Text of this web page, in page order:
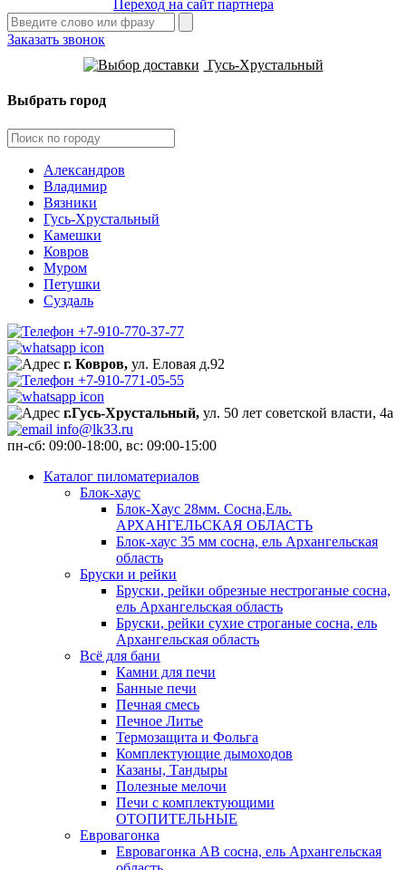
Переход на сайт партнера
Заказать звонок
Гусь-Хрустальный
Выбрать город
Александров
Владимир
Вязники
Гусь-Хрустальный
Камешки
Ковров
Муром
Петушки
Суздаль
+7-910-770-37-77
г. Ковров, ул. Еловая д.92
+7-910-771-05-55
г.Гусь-Хрустальный, ул. 50 лет советской власти, 4а
info@lk33.ru
пн-сб: 09:00-18:00, вс: 09:00-15:00
Каталог пиломатериалов
Блок-хаус
Блок-Хаус 28мм. Сосна,Ель.
АРХАНГЕЛЬСКАЯ ОБЛАСТЬ
Блок-хаус 35 мм сосна, ель Архангельская
область
Бруски и рейки
Бруски, рейки обрезные нестроганые сосна,
ель Архангельская область
Бруски, рейки сухие строганые сосна, ель
Архангельская область
Всё для бани
Камни для печи
Банные печи
Печная смесь
Печное Литье
Термозащита и Фольга
Комплектующие дымоходов
Казаны, Тандыры
Полезные мелочи
Печи с комплектующими
ОТОПИТЕЛЬНЫЕ
Евровагонка
Евровагонка АВ сосна, ель Архангельская